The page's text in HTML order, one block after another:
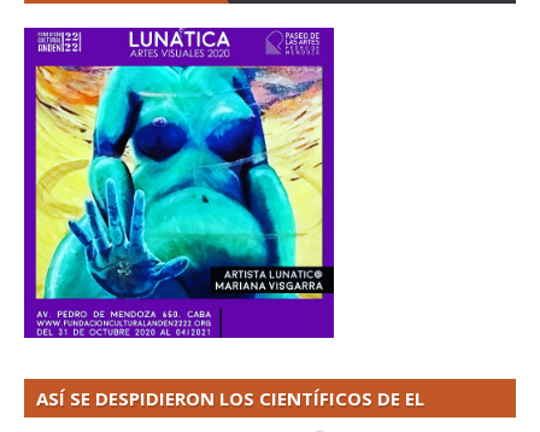
ASÍ SE DESPIDIERON LOS CIENTÍFICOS DE EL